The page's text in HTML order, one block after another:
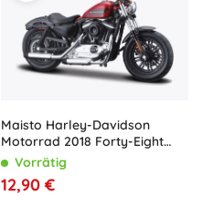
Maisto Harley-Davidson
Motorrad 2018 Forty-Eight
Special 1:18
Vorrätig
12,90 €